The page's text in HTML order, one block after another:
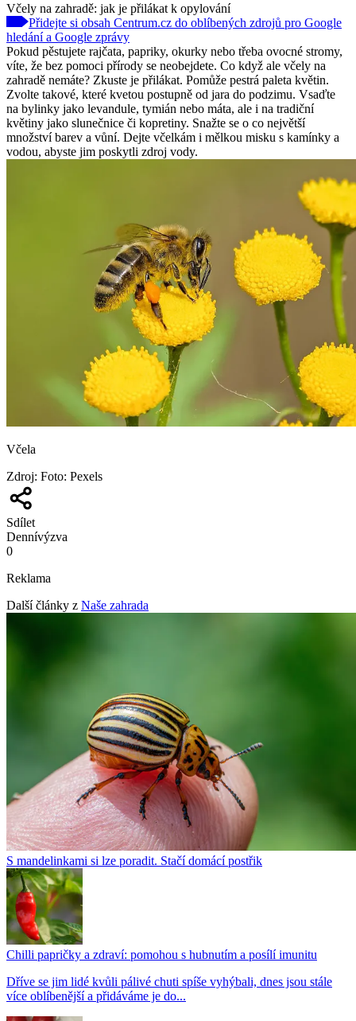
Včely na zahradě: jak je přilákat k opylování
Přidejte si obsah Centrum.cz do oblíbených zdrojů pro Google
hledání a Google zprávy
Pokud pěstujete rajčata, papriky, okurky nebo třeba ovocné stromy,
víte, že bez pomoci přírody se neobejdete. Co když ale včely na
zahradě nemáte? Zkuste je přilákat. Pomůže pestrá paleta květin.
Zvolte takové, které kvetou postupně od jara do podzimu. Vsaďte
na bylinky jako levandule, tymián nebo máta, ale i na tradiční
květiny jako slunečnice či kopretiny. Snažte se o co největší
množství barev a vůní. Dejte včelkám i mělkou misku s kamínky a
vodou, abyste jim poskytli zdroj vody.
Včela
Zdroj: Foto: Pexels
Sdílet
Dennívýzva
0
Reklama
Další články z Naše zahrada
S mandelinkami si lze poradit. Stačí domácí postřik
Chilli papričky a zdraví: pomohou s hubnutím a posílí imunitu
Dříve se jim lidé kvůli pálivé chuti spíše vyhýbali, dnes jsou stále
více oblíbenější a přidáváme je do...